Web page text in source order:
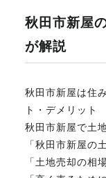
不動産売買Q&A
マスターおすす
会社概要
秋田市新屋
が解説
秋田市新屋は住
ト・デメリット
秋田市新屋で土
「秋田市新屋の
「土地売却の相